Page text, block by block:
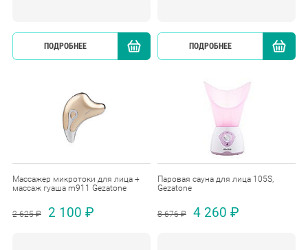
ПОДРОБНЕЕ КУПИТЬ
ПОДРОБНЕЕ
Массажер микротоки для лица +
массаж гуаша m911 Gezatone
2 625 ₽ 2 100 ₽
Паровая сауна для лица 105S,
Gezatone
8 676 ₽ 4 260 ₽